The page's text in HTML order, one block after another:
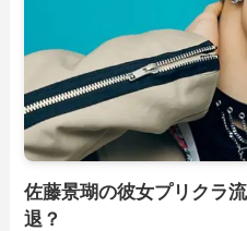
佐藤景瑚の彼女プリクラ
退？